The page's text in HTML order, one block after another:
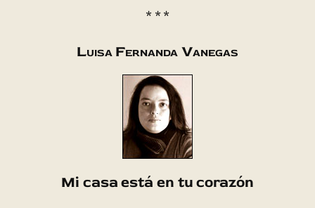
* * *
Luisa Fernanda Vanegas
Mi casa está en tu corazón